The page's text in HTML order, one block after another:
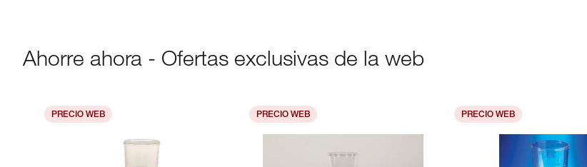
Ahorre ahora - Ofertas exclusivas de la web
PRECIO WEB PRECIO WEB PRECIO WEB